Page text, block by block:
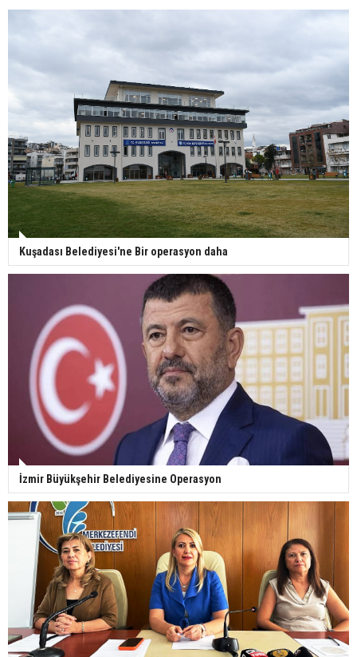
Kuşadası Belediyesi'ne Bir operasyon daha
İzmir Büyükşehir Belediyesine Operasyon